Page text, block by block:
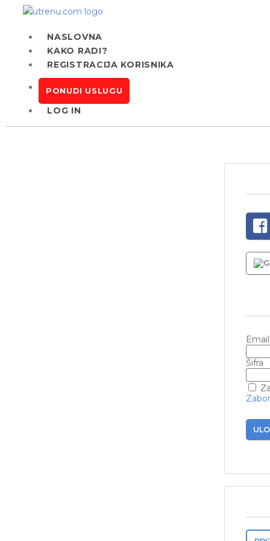
NASLOVNA
KAKO RADI?
REGISTRACIJA KORISNIKA
PONUDI USLUGU
LOG IN
Email
Šifra